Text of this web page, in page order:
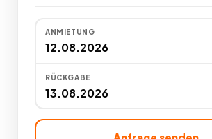
ANMIETUNG
RÜCKGABE